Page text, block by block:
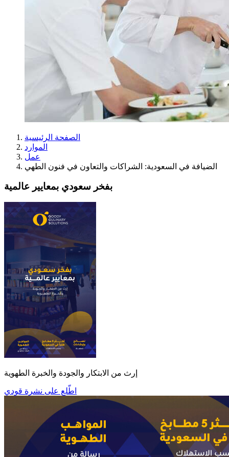
الصفحة الرئيسية
الموارد
عمل
الضيافة في السعودية: الشراكات والتعاون في فنون الطهي
بفخر سعودي بمعايير عالمية
إرث من الابتكار والجودة والخبرة الطهوية
اطّلع على نشرة قودي